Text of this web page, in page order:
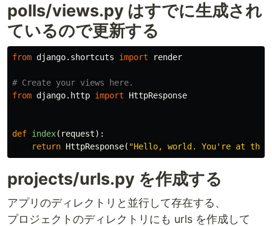
polls/views.py はすでに生成され
ているので更新する
from django.shortcuts import render
from django.http import HttpResponse
def index( request):
return HttpResponse( "Hello, world. You're at the
projects/urls.py を作成する
アプリのディレクトリと並行して存在する、
プロジェクトのディレクトリにも urls を作成して